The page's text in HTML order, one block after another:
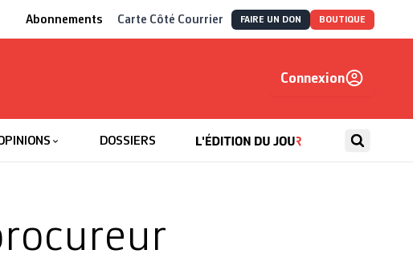
Abonnements Carte Côté Courrier FAIRE UN DON BOUTIQUE
Connexion
DOSSIERS